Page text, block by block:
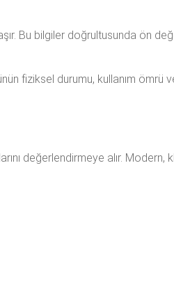
Bu bilgiler doğrultusunda ön
fiziksel durumu, kullanım ömrü
değerlendirmeye alır. Modern,